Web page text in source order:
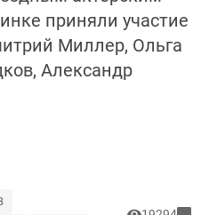
приняли участие
Миллер, Ольга
Александр